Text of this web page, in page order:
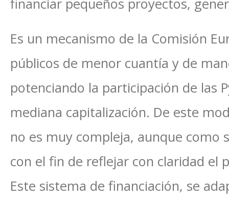
financiar pequeños proyectos,
Es un mecanismo de la Comisión
públicos de menor cuantía y de
potenciando la participación de las
mediana capitalización. De este
no es muy compleja, aunque como
con el fin de reflejar con claridad el
Este sistema de financiación, se